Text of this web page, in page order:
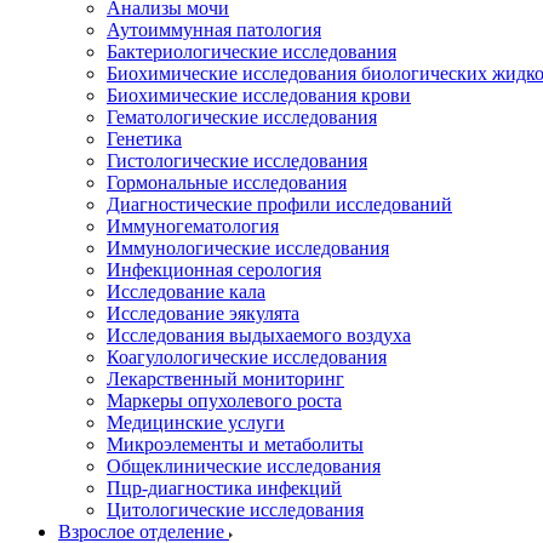
Анализы мочи
Аутоиммунная патология
Бактериологические исследования
Биохимические исследования биологических
Биохимические исследования крови
Гематологические исследования
Генетика
Гистологические исследования
Гормональные исследования
Диагностические профили исследований
Иммуногематология
Иммунологические исследования
Инфекционная серология
Исследование кала
Исследование эякулята
Исследования выдыхаемого воздуха
Коагулологические исследования
Лекарственный мониторинг
Маркеры опухолевого роста
Медицинские услуги
Микроэлементы и метаболиты
Общеклинические исследования
Пцр-диагностика инфекций
Цитологические исследования
Взрослое отделение